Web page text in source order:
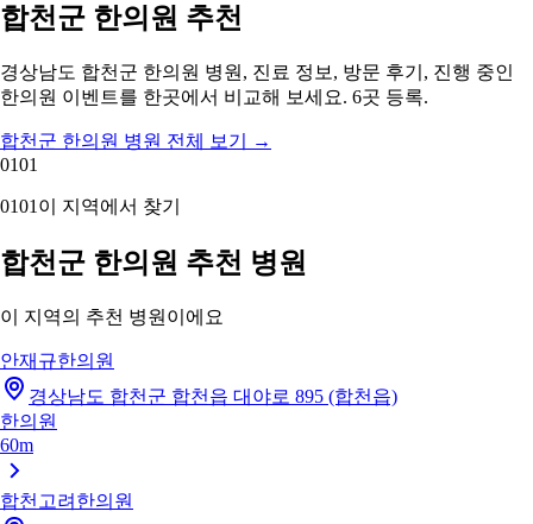
합천군 한의원 추천
경상남도 합천군 한의원 병원, 진료 정보, 방문 후기, 진행 중인
한의원 이벤트를 한곳에서 비교해 보세요. 6곳 등록.
합천군 한의원 병원 전체 보기
→
0101
0101 이 지역에서 찾기
합천군 한의원 추천 병원
이 지역의 추천 병원이에요
안재규한의원
경상남도 합천군 합천읍 대야로 895 (합천읍)
한의원
60m
합천고려한의원